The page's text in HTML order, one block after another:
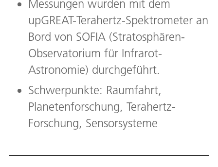
Messungen wurden mit dem
upGREAT-Terahertz-Spektrometer an
Bord von SOFIA (Stratosphären-
Observatorium für Infrarot-
Astronomie) durchgeführt.
Schwerpunkte: Raumfahrt,
Planetenforschung, Terahertz-
Forschung, Sensorsysteme